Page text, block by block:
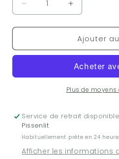
Réduire
la
quantité
Sirop
et
Augmenter
la
quantité
de
Sirop
Bleuet
et
lavande
Ajouter
Plus de
Service de retrait
Pissenlit
Habituellement prête en 24
Afficher les informations